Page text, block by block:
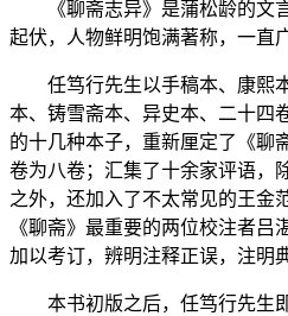
《聊斋志异》是蒲松龄的文
起伏，人物鲜明饱满著称，一直
任笃行先生以手稿本、康熙
本、铸雪斋本、异史本、二十四
的十几种本子，重新厘定了《聊
卷为八卷；汇集了十余家评语，
之外，还加入了不太常见的王金
《聊斋》最重要的两位校注者
加以考订，辨明注释正误，注明
本书初版之后，任笃行先生